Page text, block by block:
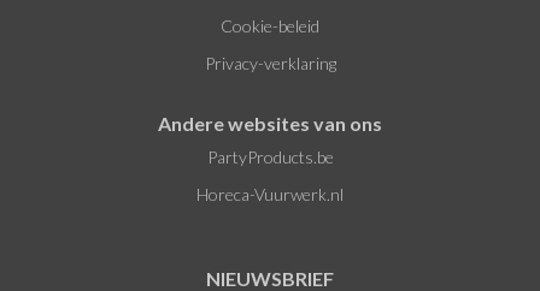
Cookie-beleid
Privacy-verklaring
Andere websites van ons
PartyProducts.be
Horeca-Vuurwerk.nl
NIEUWSBRIEF